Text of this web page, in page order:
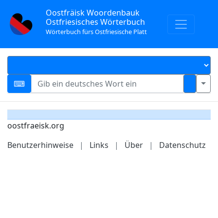
Oostfräisk Woordenbauk
Ostfriesisches Wörterbuch
Wörterbuch fürs Ostfriesische Platt
oostfraeisk.org
Benutzerhinweise
| Links | Über | Datenschutz